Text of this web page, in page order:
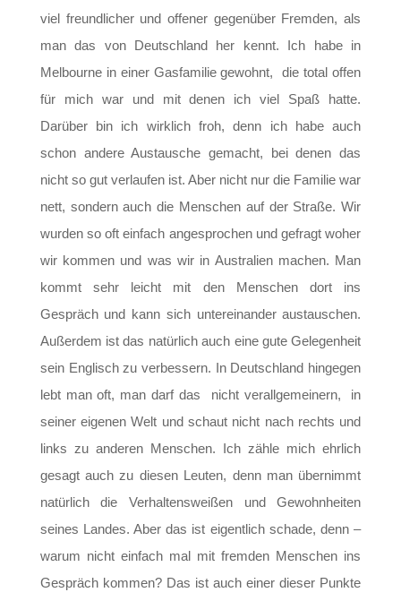
viel freundlicher und offener gegenüber Fremden, als
man das von Deutschland her kennt. Ich habe in
Melbourne in einer Gasfamilie gewohnt, die total offen
für mich war und mit denen ich viel Spaß hatte.
Darüber bin ich wirklich froh, denn ich habe auch
schon andere Austausche gemacht, bei denen das
nicht so gut verlaufen ist. Aber nicht nur die Familie war
nett, sondern auch die Menschen auf der Straße. Wir
wurden so oft einfach angesprochen und gefragt woher
wir kommen und was wir in Australien machen. Man
kommt sehr leicht mit den Menschen dort ins
Gespräch und kann sich untereinander austauschen.
Außerdem ist das natürlich auch eine gute Gelegenheit
sein Englisch zu verbessern. In Deutschland hingegen
lebt man oft, man darf das nicht verallgemeinern, in
seiner eigenen Welt und schaut nicht nach rechts und
links zu anderen Menschen. Ich zähle mich ehrlich
gesagt auch zu diesen Leuten, denn man übernimmt
natürlich die Verhaltensweißen und Gewohnheiten
seines Landes. Aber das ist eigentlich schade, denn –
warum nicht einfach mal mit fremden Menschen ins
Gespräch kommen? Das ist auch einer dieser Punkte